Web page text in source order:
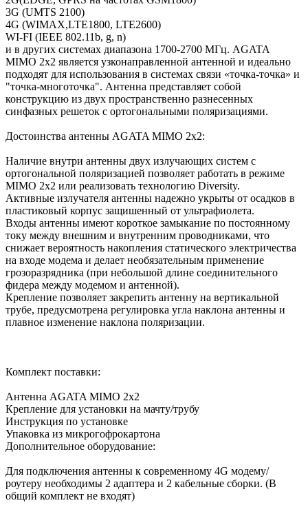
3G (UMTS 2100)
4G (WIMAX,LTE1800, LTE2600)
WI-FI (IEEE 802.11b, g, n)
и в других системах диапазона 1700-2700 МГц. AGATA
MIMO 2x2 является узконаправленной антенной и идеально
подходят для использования в системах связи «точка-точка» и
"точка-многоточка". Антенна представляет собой
конструкцию из двух пространственно разнесенных
синфазных решеток с ортогональными поляризациями.
Достоинства антенны AGATA MIMO 2x2:
Наличие внутри антенны двух излучающих систем с
ортогональной поляризацией позволяет работать в режиме
MIMO 2x2 или реализовать технологию Diversity.
Активные излучателя антенны надежно укрыты от осадков в
пластиковый корпус защишенный от ультрафиолета.
Входы антенны имеют короткое замыкание по постоянному
току между внешним и внутренним проводниками, что
снижает вероятность накопления статического электричества
на входе модема и делает необязательным применение
грозоразрядника (при небольшой длине соединительного
фидера между модемом и антенной).
Крепление позволяет закрепить антенну на вертикальной
трубе, предусмотрена регулировка угла наклона антенны и
плавное изменение наклона поляризации.
Комплект поставки:
Антенна AGATA MIMO 2х2
Крепление для установки на мачту/трубу
Инструкция по установке
Упаковка из микрогофрокартона
Дополнительное оборудование:
Для подключения антенны к современному 4G модему/
роутеру необходимы 2 адаптера и 2 кабельные сборки. (В
общий комплект не входят)